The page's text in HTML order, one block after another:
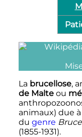
La brucellose,
de Malteou
animaux) due
du genre
(1855-1931).